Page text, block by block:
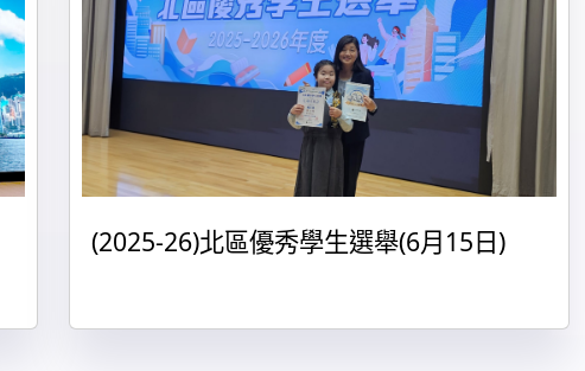
(2025-26)北區優秀學生選舉(6月15日)